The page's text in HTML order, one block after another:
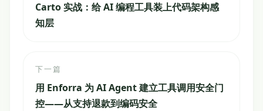
Carto 实战：给 AI 编程工具装上代码架构感
知层
下一篇
用 Enforra 为 AI Agent 建立工具调用安全门
控——从支持退款到编码安全